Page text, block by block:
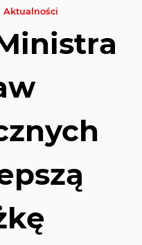
Aktualności